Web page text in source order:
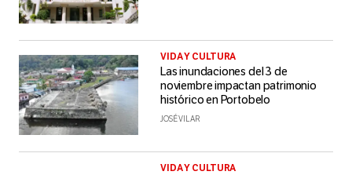
VIDA Y CULTURA
Las inundaciones del 3 de
noviembre impactan patrimonio
histórico en Portobelo
JOSÉ VILAR
VIDA Y CULTURA